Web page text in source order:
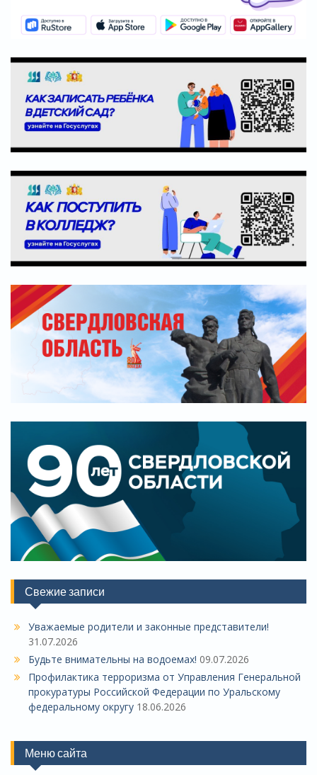
Свежие записи
Уважаемые родители и законные представители!
31.07.2026
Будьте внимательны на водоемах! 09.07.2026
Профилактика терроризма от Управления Генеральной
прокуратуры Российской Федерации по Уральскому
федеральному округу 18.06.2026
Меню сайта